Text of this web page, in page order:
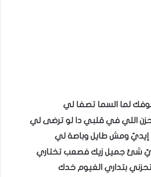
لما السما تصفا لي
اللي في قلبي دا لو ترضى لي
إيديّ ومش طايل وباصة لي
شئ جميل زيك فصعب تختاري
بتداري الغيوم خدك